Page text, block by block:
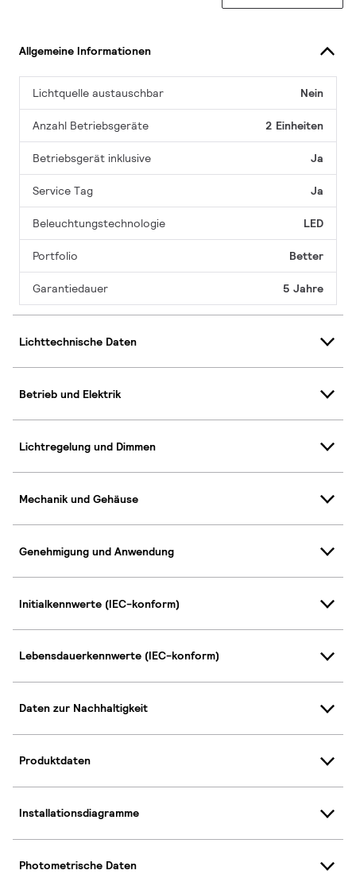
Allgemeine Informationen
Lichtquelle austauschbar Nein
Anzahl Betriebsgeräte 2 Einheiten
Betriebsgerät inklusive Ja
Service Tag Ja
Beleuchtungstechnologie LED
Portfolio Better
Garantiedauer 5 Jahre
Lichttechnische Daten
Betrieb und Elektrik
Lichtregelung und Dimmen
Mechanik und Gehäuse
Genehmigung und Anwendung
Initialkennwerte (IEC-konform)
Lebensdauerkennwerte (IEC-konform)
Daten zur Nachhaltigkeit
Produktdaten
Installationsdiagramme
Photometrische Daten